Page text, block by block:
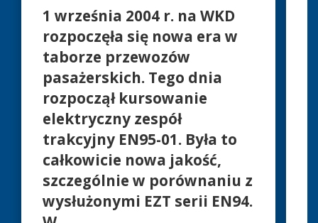
1 września 2004 r. na WKD
rozpoczęła się nowa era w
taborze przewozów
pasażerskich. Tego dnia
rozpoczął kursowanie
elektryczny zespół
trakcyjny EN95-01. Była to
całkowicie nowa jakość,
szczególnie w porównaniu z
wysłużonymi EZT serii EN94.